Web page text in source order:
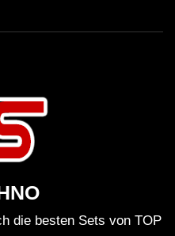
die besten Sets von TOP